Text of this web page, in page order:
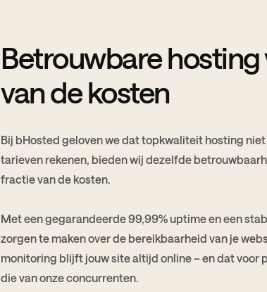
Betrouwbare
van de kosten
Bij bHosted geloven we dat topkwaliteit hosting
tarieven rekenen, bieden wij dezelfde
fractie van de kosten.
Met een gegarandeerde 99,99% uptime en een
zorgen te maken over de bereikbaarheid van je
monitoring blijft jouw site altijd online – en dat voor
die van onze concurrenten.